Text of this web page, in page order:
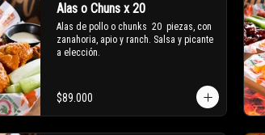
Alas o Chuns x 20
Alas de pollo o chunks  20  piezas, con
zanahoria, apio y ranch. Salsa y picante
a elección.
$89.000